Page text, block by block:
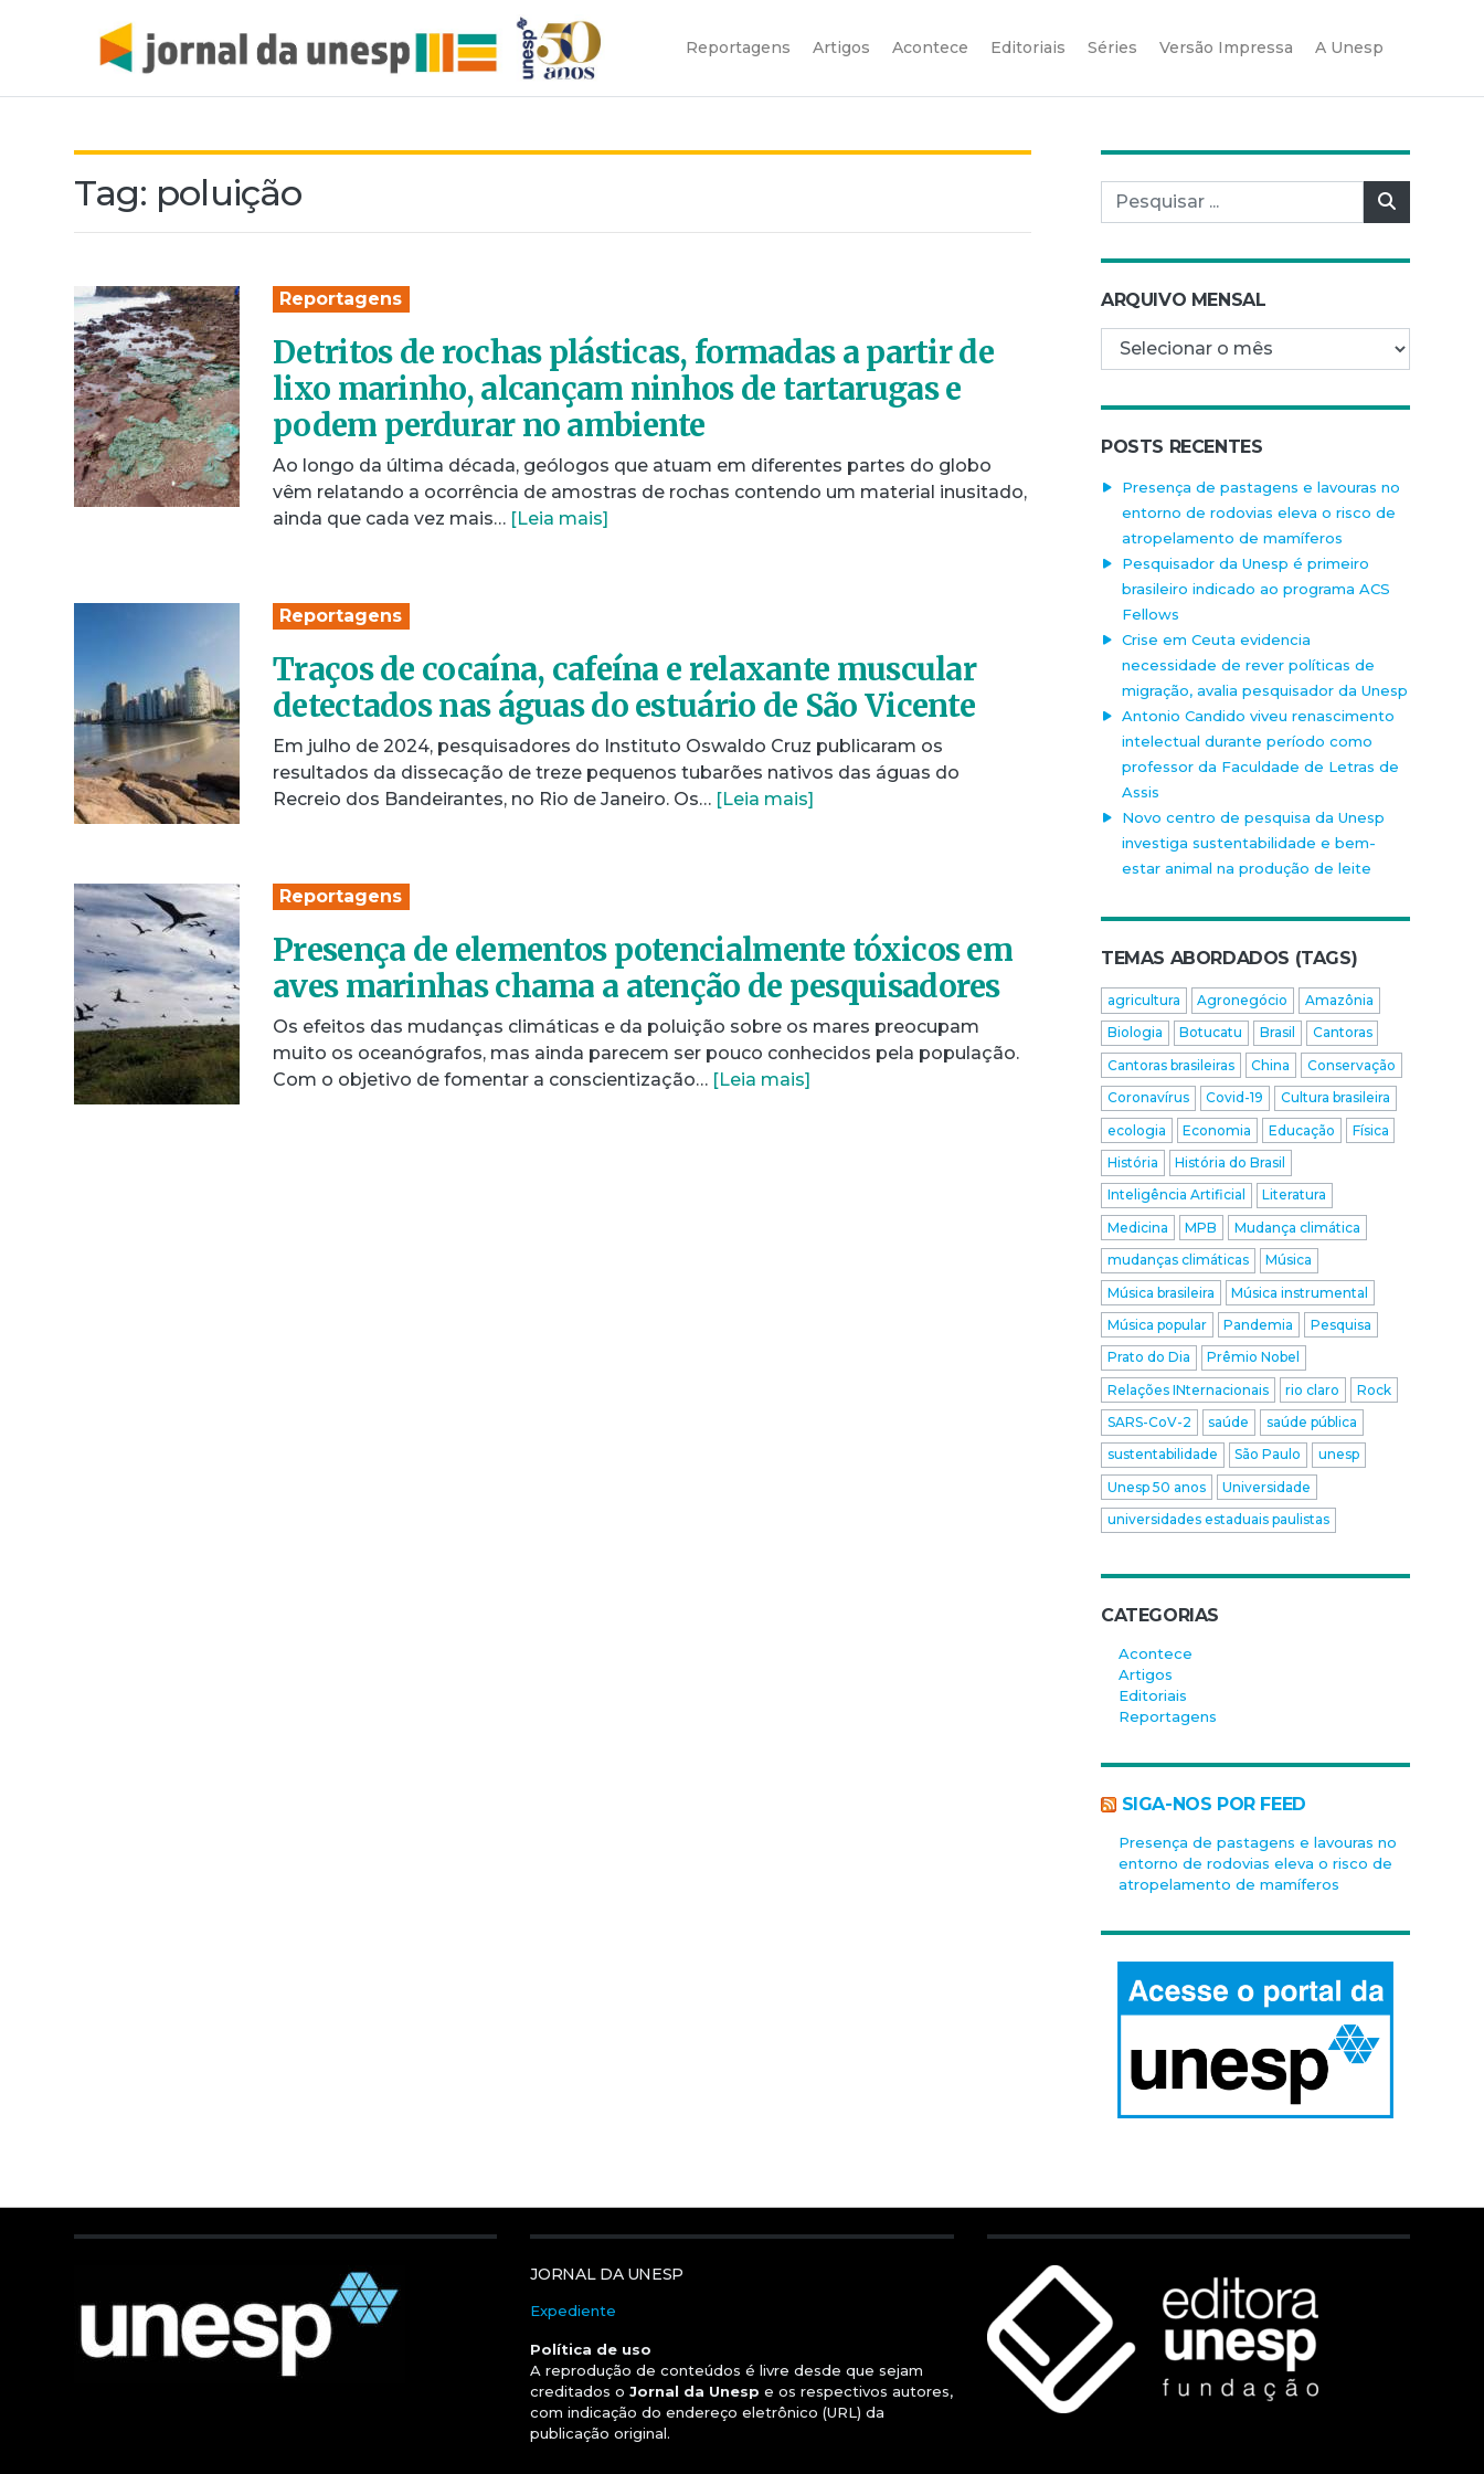
Reportagens Artigos Acontece Editoriais Séries Versão Impressa A Unesp
Tag: poluição
Reportagens
Detritos de rochas plásticas, formadas a partir de
lixo marinho, alcançam ninhos de tartarugas e
podem perdurar no ambiente
Ao longo da última década, geólogos que atuam em diferentes partes do globo
vêm relatando a ocorrência de amostras de rochas contendo um material inusitado,
ainda que cada vez mais… [Leia mais]
Reportagens
Traços de cocaína, cafeína e relaxante muscular
detectados nas águas do estuário de São Vicente
Em julho de 2024, pesquisadores do Instituto Oswaldo Cruz publicaram os
resultados da dissecação de treze pequenos tubarões nativos das águas do
Recreio dos Bandeirantes, no Rio de Janeiro. Os… [Leia mais]
Reportagens
Presença de elementos potencialmente tóxicos em
aves marinhas chama a atenção de pesquisadores
Os efeitos das mudanças climáticas e da poluição sobre os mares preocupam
muito os oceanógrafos, mas ainda parecem ser pouco conhecidos pela população.
Com o objetivo de fomentar a conscientização… [Leia mais]
Pesquisar por:
ARQUIVO MENSAL
Arquivo mensal
POSTS RECENTES
Presença de pastagens e lavouras no
entorno de rodovias eleva o risco de
atropelamento de mamíferos
Pesquisador da Unesp é primeiro
brasileiro indicado ao programa ACS
Fellows
Crise em Ceuta evidencia
necessidade de rever políticas de
migração, avalia pesquisador da Unesp
Antonio Candido viveu renascimento
intelectual durante período como
professor da Faculdade de Letras de
Assis
Novo centro de pesquisa da Unesp
investiga sustentabilidade e bem-
estar animal na produção de leite
TEMAS ABORDADOS (TAGS)
agricultura Agronegócio
Amazônia
Biologia
Botucatu Brasil
Cantoras
Cantoras brasileiras
China
Conservação
Coronavírus
Covid-19
Cultura brasileira
ecologia
Economia Educação
Física
História
História do Brasil
Inteligência Artificial
Literatura
Medicina
MPB
Mudança climática
mudanças climáticas
Música
Música brasileira
Música instrumental
Música popular
Pandemia
Pesquisa
Prato do Dia
Prêmio Nobel
Relações INternacionais
rio claro
Rock
SARS-CoV-2
saúde
saúde pública
sustentabilidade
São Paulo
unesp
Unesp 50 anos
Universidade
universidades estaduais paulistas
CATEGORIAS
Acontece
Artigos
Editoriais
Reportagens
SIGA-NOS POR FEED
Presença de pastagens e lavouras no
entorno de rodovias eleva o risco de
atropelamento de mamíferos
JORNAL DA UNESP
Expediente
Política de uso
A reprodução de conteúdos é livre desde que sejam
creditados oJornal da Unesp e os respectivos autores,
com indicação do endereço eletrônico (URL) da
publicação original.